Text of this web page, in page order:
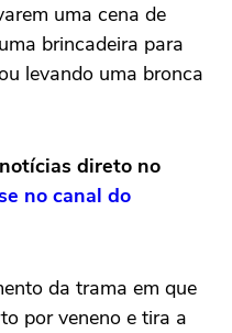
uma cena de
brincadeira para
levando uma bronca
direto no
no canal do
da trama em que
por veneno e tira a